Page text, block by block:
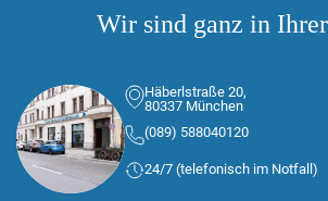
Wir sind ganz in
Häberlstraße 20,
80337 München
(089) 588040120
24/7 (telefonisch im Notfall)